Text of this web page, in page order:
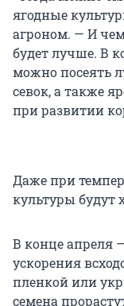
ягодные
агроном. — И
будет лучше. В
можно посеять
севок, а также
при развитии
Даже при
культуры будут
В конце апреля
ускорения
пленкой или
семена